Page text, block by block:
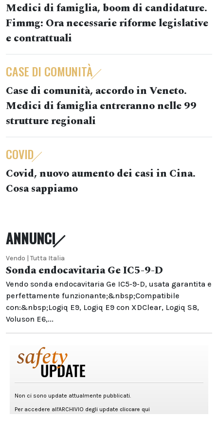
Medici di famiglia, boom di candidature.
Fimmg: Ora necessarie riforme legislative
e contrattuali
CASE DI COMUNITÀ
Case di comunità, accordo in Veneto.
Medici di famiglia entreranno nelle 99
strutture regionali
COVID
Covid, nuovo aumento dei casi in Cina.
Cosa sappiamo
ANNUNCI
Vendo | Tutta Italia
Sonda endocavitaria Ge IC5-9-D
Vendo sonda endocavitaria Ge IC5-9-D, usata garantita e
perfettamente funzionante;&nbsp;Compatibile
con:&nbsp;Logiq E9, Logiq E9 con XDClear, Logiq S8,
Voluson E6,...